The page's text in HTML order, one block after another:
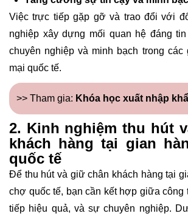
Việc trực tiếp gặp gỡ và trao đổi với
nghiệp xây dựng mối quan hệ đáng
chuyên nghiệp và minh bạch trong
mại quốc tế.
>> Tham gia: Khóa học xuất nhập
2. Kinh nghiệm thu hút
khách hàng tại gian
quốc tế
Để thu hút và giữ chân khách hàng tại
chợ quốc tế, bạn cần kết hợp giữa công
tiếp hiệu quả, và sự chuyên nghiệp.